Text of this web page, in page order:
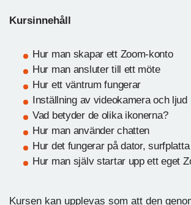
Kursinnehåll
Hur man skapar ett Zoom-konto
Hur man ansluter till ett möte
Hur ett väntrum fungerar
Inställning av videokamera och ljud
Vad betyder de olika ikonerna?
Hur man använder chatten
Hur det fungerar på dator,
Hur man själv startar upp ett eget
Kursen kan upplevas som att den